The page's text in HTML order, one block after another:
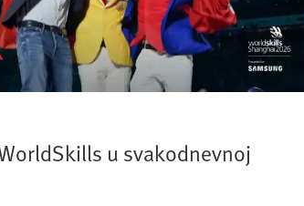
u svakodnevnoj